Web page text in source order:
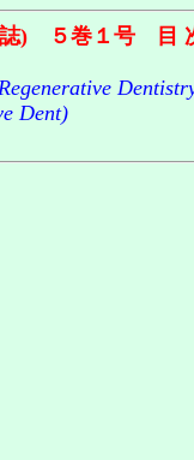
誌) ５巻１号 目
Dent)